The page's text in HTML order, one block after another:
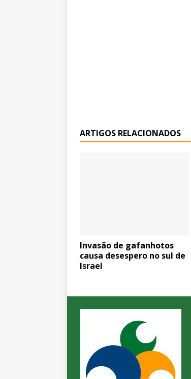
ARTIGOS RELACIONADOS
Invasão de gafanhotos
causa desespero no sul de
Israel